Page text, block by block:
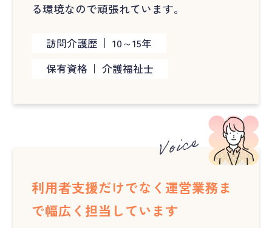
る環境なので頑張れています。
訪問介護歴
10～15年
保有資格
介護福祉士
利用者支援だけでなく運営業務ま
で幅広く担当しています